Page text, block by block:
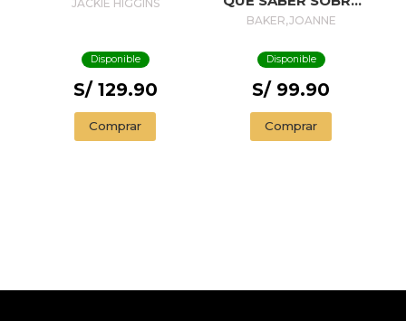
JACKIE HIGGINS
Disponible
S/ 129.90
Comprar
EL UNIVERSO
BAKER,JOANNE
Disponible
S/ 99.90
Comprar